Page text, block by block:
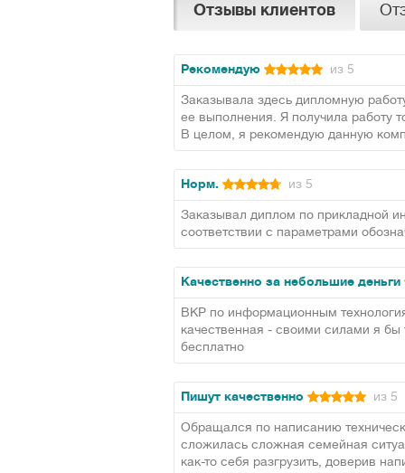
Отзывы клиентов
Рекомендую из 5
Заказывала здесь дипломную
ее выполнения. Я получила работу
В целом, я рекомендую данную
Норм. из 5
Заказывал диплом по прикладной
соответствии с параметрами
Качественно за небольшие деньги
ВКР по информационным
качественная - своими силами я бы
бесплатно
Пишут качественно из 5
Обращался по написанию
сложилась сложная семейная
как-то себя разгрузить, доверив